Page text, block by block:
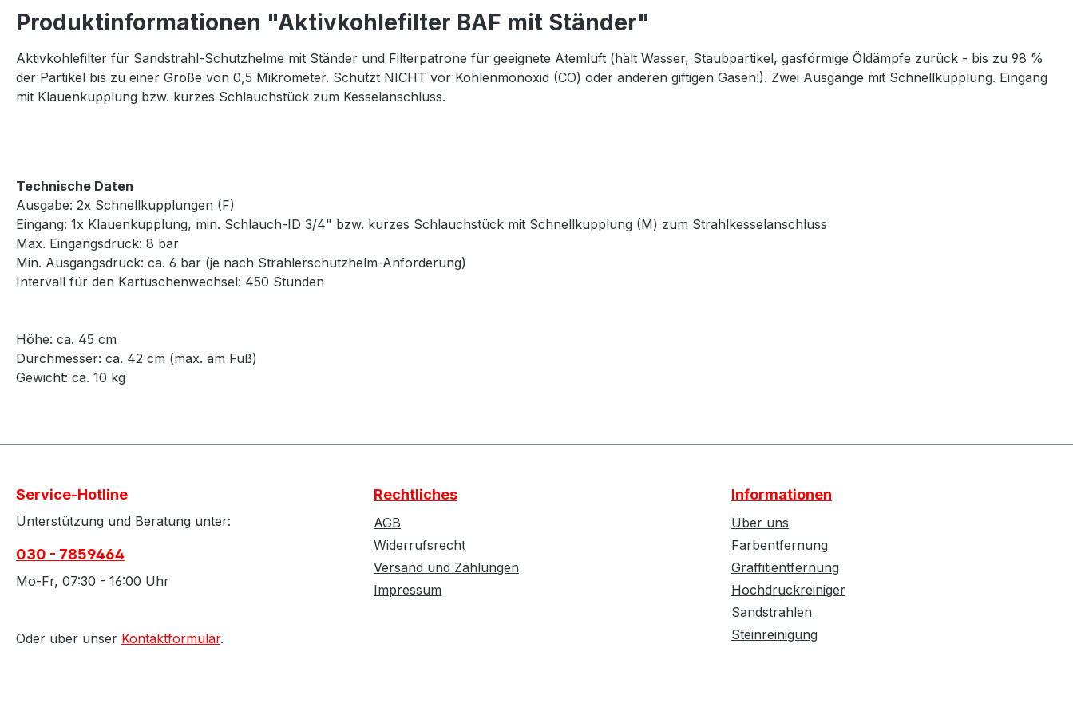
Produktinformationen "Aktivkohlefilter BAF mit Ständer"
Aktivkohlefilter für Sandstrahl-Schutzhelme mit Ständer und Filterpatrone für geeignete Atemluft (hält Wasser, Staubpartikel, gasförmige Öldämpfe zurück - bis zu 98 %
der Partikel bis zu einer Größe von 0,5 Mikrometer. Schützt NICHT vor Kohlenmonoxid (CO) oder anderen giftigen Gasen!). Zwei Ausgänge mit Schnellkupplung. Eingang
mit Klauenkupplung bzw. kurzes Schlauchstück zum Kesselanschluss.
Technische Daten
Ausgabe: 2x Schnellkupplungen (F)
Eingang: 1x Klauenkupplung, min. Schlauch-ID 3/4" bzw. kurzes Schlauchstück mit Schnellkupplung (M) zum Strahlkesselanschluss
Max. Eingangsdruck: 8 bar
Min. Ausgangsdruck: ca. 6 bar (je nach Strahlerschutzhelm-Anforderung)
Intervall für den Kartuschenwechsel: 450 Stunden
Höhe: ca. 45 cm
Durchmesser: ca. 42 cm (max. am Fuß)
Gewicht: ca. 10 kg
Service-Hotline
Unterstützung und Beratung unter:
030 - 7859464
Mo-Fr, 07:30 - 16:00 Uhr
Oder über unser Kontaktformular.
Rechtliches
AGB
Widerrufsrecht
Versand und Zahlungen
Impressum
Informationen
Über uns
Farbentfernung
Graffitientfernung
Hochdruckreiniger
Sandstrahlen
Steinreinigung